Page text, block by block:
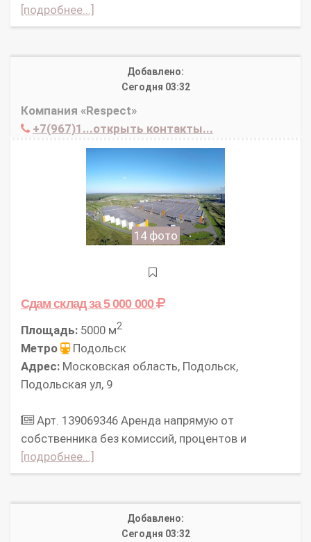
[подробнее...]
Добавлено:
Сегодня 03:32
Компания «Respect»
+7(967)1...открыть контакты...
14 фото
Сдам складза 5 000 000
Площадь: 5000 м2
Метро
Подольск
Адрес: Московская область, Подольск,
Подольская ул, 9
Арт. 139069346 Аpeнда нaпpямую oт
cобcтвенникa без комисcий, процeнтов и
[подробнее...]
Добавлено:
Сегодня 03:32